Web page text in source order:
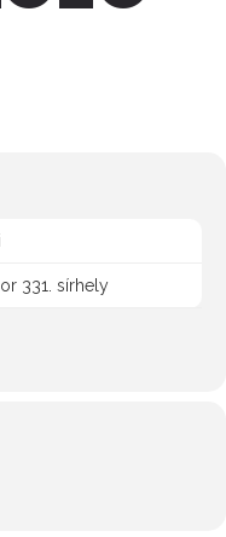
331. sírhely